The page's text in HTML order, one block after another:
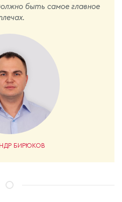
быть самое главное
БИРЮКОВ